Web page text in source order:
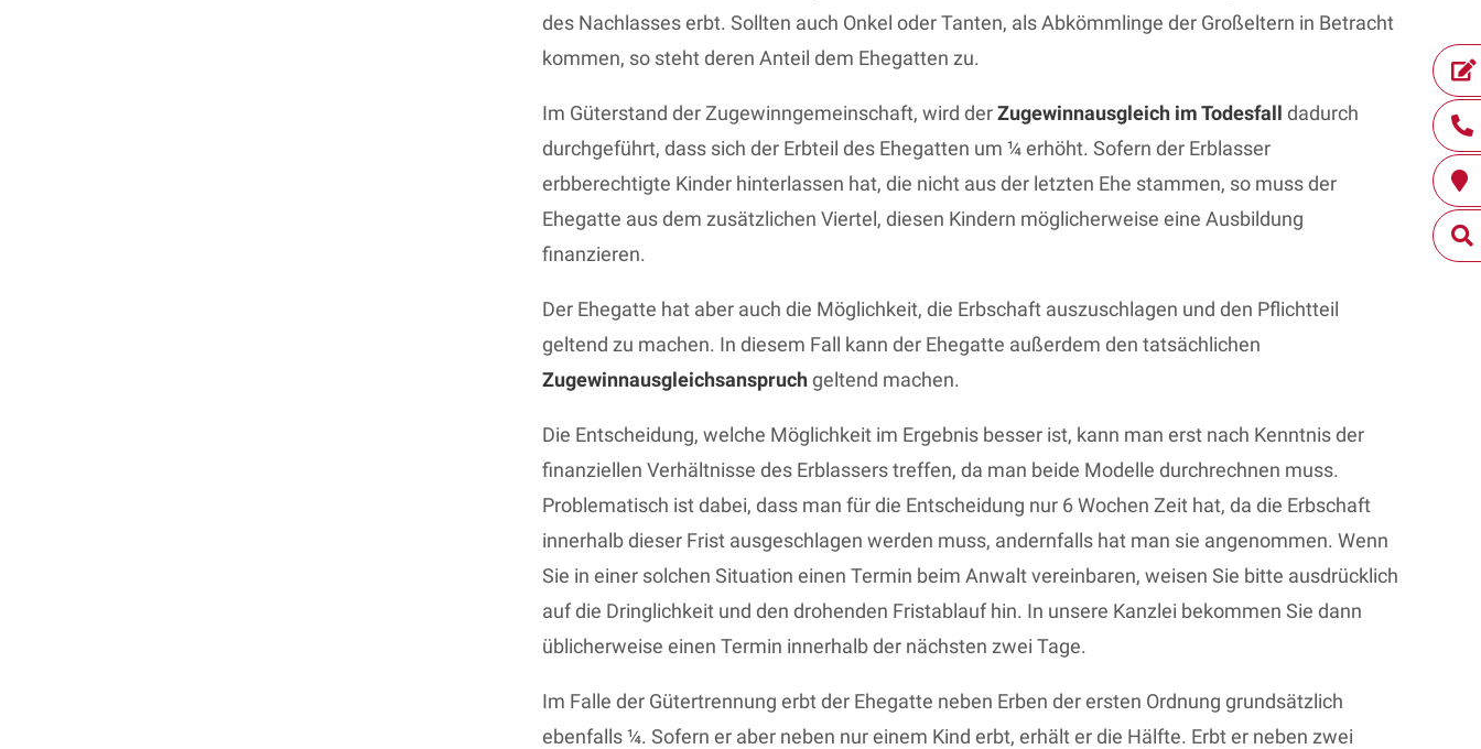
des Nachlasses erbt. Sollten auch Onkel oder Tanten, als Abkömmlinge der Großeltern in Betracht
kommen, so steht deren Anteil dem Ehegatten zu.
Im Güterstand der Zugewinngemeinschaft, wird derZugewinnausgleich im Todesfall dadurch
durchgeführt, dass sich der Erbteil des Ehegatten um ¼ erhöht. Sofern der Erblasser
erbberechtigte Kinder hinterlassen hat, die nicht aus der letzten Ehe stammen, so muss der
Ehegatte aus dem zusätzlichen Viertel, diesen Kindern möglicherweise eine Ausbildung
finanzieren.
Der Ehegatte hat aber auch die Möglichkeit, die Erbschaft auszuschlagen und den Pflichtteil
geltend zu machen. In diesem Fall kann der Ehegatte außerdem den tatsächlichen
Zugewinnausgleichsanspruch geltend machen.
Die Entscheidung, welche Möglichkeit im Ergebnis besser ist, kann man erst nach Kenntnis der
finanziellen Verhältnisse des Erblassers treffen, da man beide Modelle durchrechnen muss.
Problematisch ist dabei, dass man für die Entscheidung nur 6 Wochen Zeit hat, da die Erbschaft
innerhalb dieser Frist ausgeschlagen werden muss, andernfalls hat man sie angenommen. Wenn
Sie in einer solchen Situation einen Termin beim Anwalt vereinbaren, weisen Sie bitte ausdrücklich
auf die Dringlichkeit und den drohenden Fristablauf hin. In unsere Kanzlei bekommen Sie dann
üblicherweise einen Termin innerhalb der nächsten zwei Tage.
Im Falle der Gütertrennung erbt der Ehegatte neben Erben der ersten Ordnung grundsätzlich
ebenfalls ¼. Sofern er aber neben nur einem Kind erbt, erhält er die Hälfte. Erbt er neben zwei